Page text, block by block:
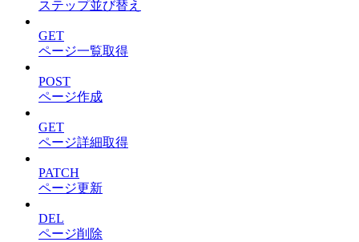
ステップ並び替え
GET
ページ一覧取得
POST
ページ作成
GET
ページ詳細取得
PATCH
ページ更新
DEL
ページ削除